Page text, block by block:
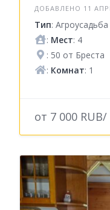
ДОБАВЛЕНО 11
Тип: Агроусадьба
: Мест: 4
: 50 от Бреста
: Комнат: 1
от 7 000 RUB/